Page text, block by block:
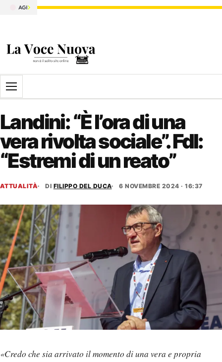
Apri il menu
Landini: “È l’ora di una
vera rivolta sociale”. FdI:
“Estremi di un reato”
ATTUALITÀ DI FILIPPO DEL DUCA 6 NOVEMBRE 2024 · 16:37
«Credo che sia arrivato il momento di una vera e propria